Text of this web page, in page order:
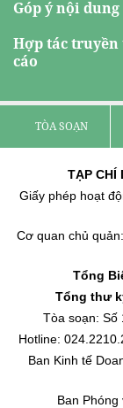
Góp ý nội dung
Hợp tác
cáo
TÒA SOẠN
TẠP CHÍ
Giấy phép hoạt
Cơ quan chủ quản:
Tổng
Tổng thư
Tòa soạn: Số
Hotline:
Ban Kinh tế
Ban